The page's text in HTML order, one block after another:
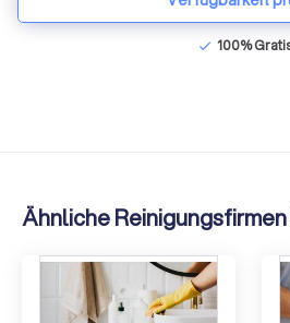
check 100%
Ähnliche